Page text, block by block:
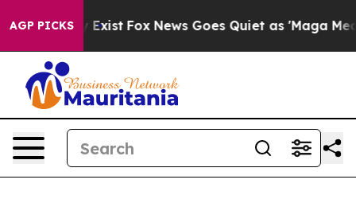
AGP PICKS
They Exist Fox News Goes Quiet as 'Maga Media